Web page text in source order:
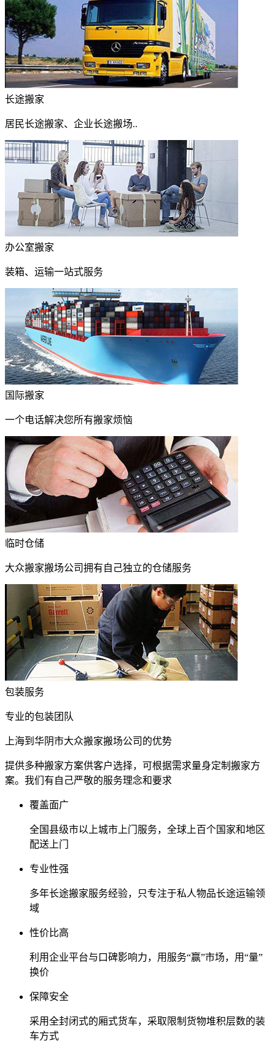
长途搬家
居民长途搬家、企业长途搬场..
办公室搬家
装箱、运输一站式服务
国际搬家
一个电话解决您所有搬家烦恼
临时仓储
大众搬家搬场公司拥有自己独立的仓储服务
包装服务
专业的包装团队
上海到华阴市大众搬家搬场公司的优势
提供多种搬家方案供客户选择，可根据需求量身定制搬家方
案。我们有自己严敬的服务理念和要求
覆盖面广
全国县级市以上城市上门服务，全球上百个国家和地区
配送上门
专业性强
多年长途搬家服务经验，只专注于私人物品长途运输领
域
性价比高
利用企业平台与口碑影响力，用服务“赢”市场，用“量”
换价
保障安全
采用全封闭式的厢式货车，采取限制货物堆积层数的装
车方式